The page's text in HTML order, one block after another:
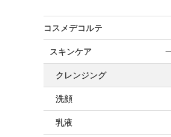
コスメデコルテ
スキンケア
クレンジング
洗顔
乳液